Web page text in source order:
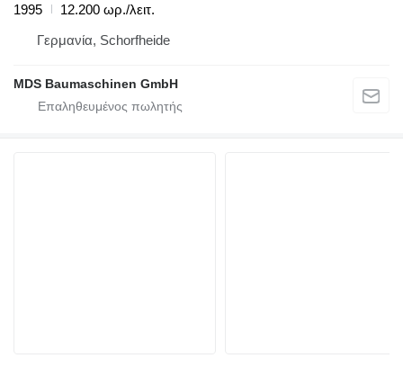
1995
12.200 ωρ./λειτ.
Γερμανία, Schorfheide
MDS Baumaschinen GmbH